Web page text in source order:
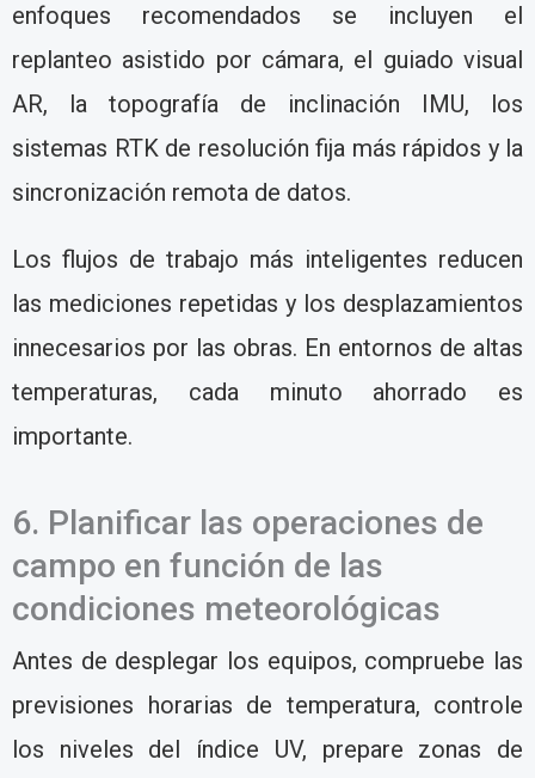
enfoques recomendados se incluyen el
replanteo asistido por cámara, el guiado visual
AR, la topografía de inclinación IMU, los
sistemas RTK de resolución fija más rápidos y la
sincronización remota de datos.
Los flujos de trabajo más inteligentes reducen
las mediciones repetidas y los desplazamientos
innecesarios por las obras. En entornos de altas
temperaturas, cada minuto ahorrado es
importante.
6. Planificar las operaciones de
campo en función de las
condiciones meteorológicas
Antes de desplegar los equipos, compruebe las
previsiones horarias de temperatura, controle
los niveles del índice UV, prepare zonas de